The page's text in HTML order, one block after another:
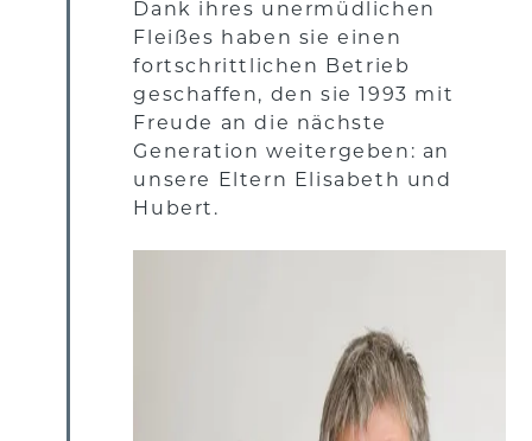
Dank ihres unermüdlichen
Fleißes haben sie einen
fortschrittlichen Betrieb
geschaffen, den sie 1993 mit
Freude an die nächste
Generation weitergeben: an
unsere Eltern Elisabeth und
Hubert.